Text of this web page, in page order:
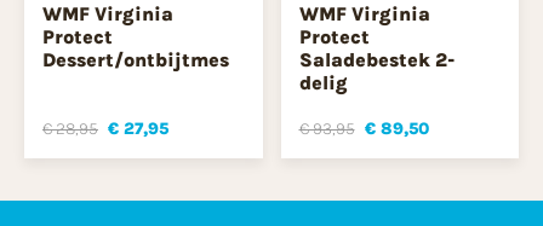
WMF Virginia
Protect
Dessert/ontbijtmes
€ 28,95 € 27,95
WMF Virginia
Protect
Saladebestek 2-
delig
€ 93,95 € 89,50